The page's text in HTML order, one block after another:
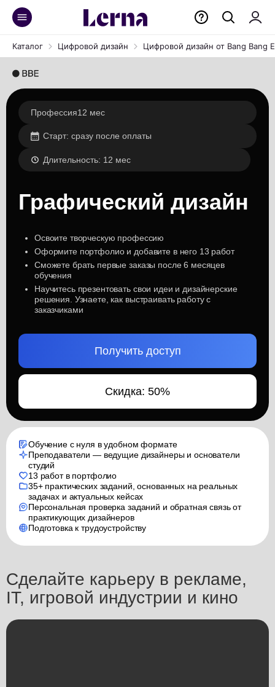
Каталог Цифровой дизайн Цифровой дизайн от Bang Bang
Профессия12 мес
Старт: сразу после оплаты
Длительность: 12 мес
Графический дизайн
Освоите творческую профессию
Оформите портфолио и добавите в него 13 работ
Сможете брать первые заказы после 6 месяцев
обучения
Научитесь презентовать свои идеи и дизайнерские
решения. Узнаете, как выстраивать работу с
заказчиками
Получить доступ
Скидка: 50%
Обучение с нуля в удобном формате
Преподаватели — ведущие дизайнеры и основатели
студий
13 работ в портфолио
35+ практических заданий, основанных на реальных
задачах и актуальных кейсах
Персональная проверка заданий и обратная связь от
практикующих дизайнеров
Подготовка к трудоустройству
Сделайте карьеру в рекламе,
IT, игровой индустрии и кино